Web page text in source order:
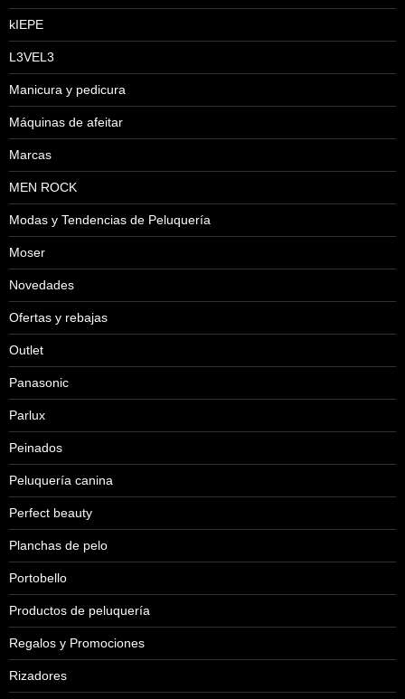
kIEPE
L3VEL3
Manicura y pedicura
Máquinas de afeitar
Marcas
MEN ROCK
Modas y Tendencias de Peluquería
Moser
Novedades
Ofertas y rebajas
Outlet
Panasonic
Parlux
Peinados
Peluquería canina
Perfect beauty
Planchas de pelo
Portobello
Productos de peluquería
Regalos y Promociones
Rizadores